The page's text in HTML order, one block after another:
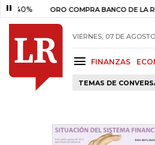
ORO COMPRA BANCO DE LA
VIERNES, 07 DE
FINANZAS
TEMAS DE